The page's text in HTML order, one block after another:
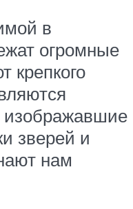
в
огромные
крепкого
зверей и
нам